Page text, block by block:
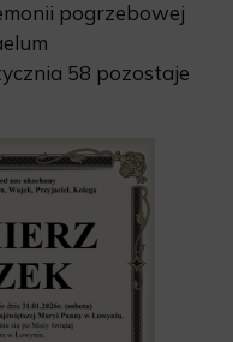
pogrzebowej
58 pozostaje